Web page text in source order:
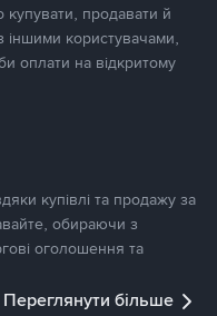
купувати, продавати й
іншими користувачами,
оплати на відкритому
купівлі та продажу за
обираючи з
оголошення та
Переглянути більше